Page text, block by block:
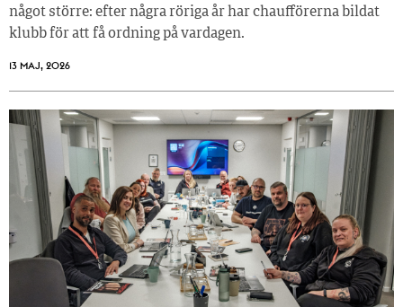
något större: efter några röriga år har chaufförerna bildat
klubb för att få ordning på vardagen.
13 MAJ, 2026